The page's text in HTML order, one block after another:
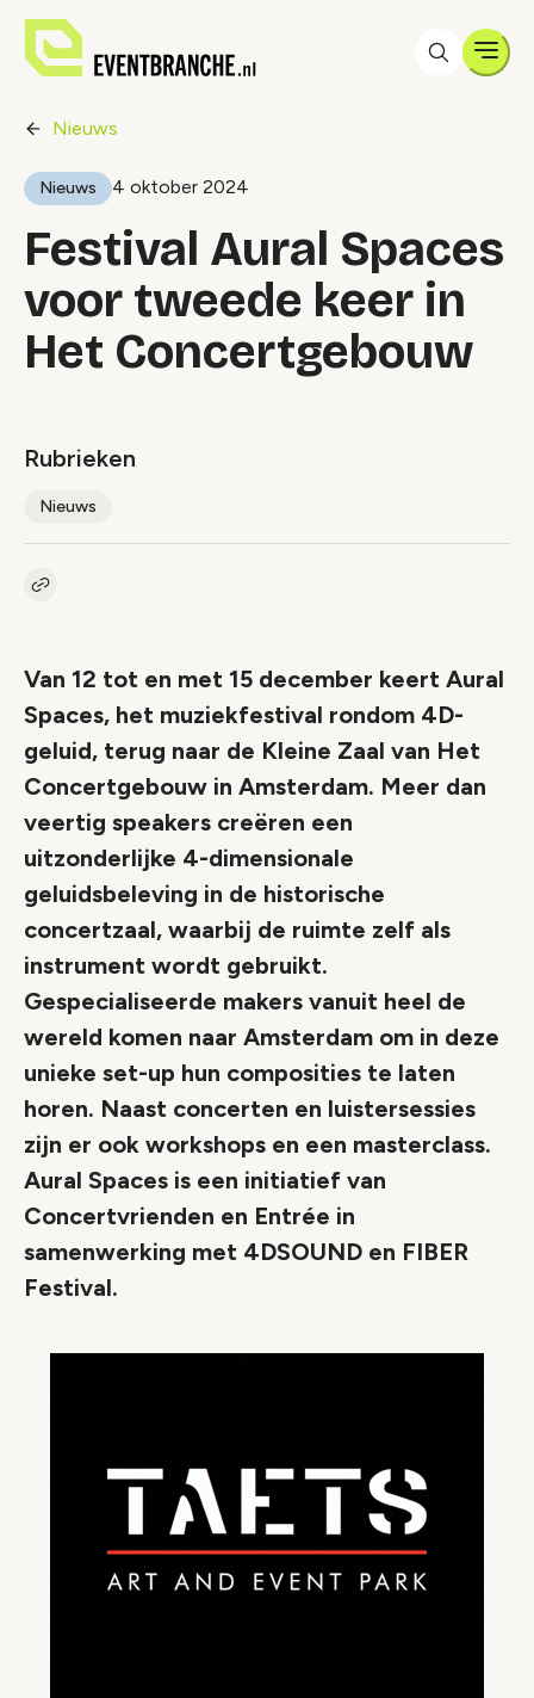
Nieuws
Nieuws 4 oktober 2024
Festival Aural Spaces
voor tweede keer in
Het Concertgebouw
Rubrieken
Nieuws
Kopieer link naar artikel
Van 12 tot en met 15 december keert Aural
Spaces, het muziekfestival rondom 4D-
geluid, terug naar de Kleine Zaal van Het
Concertgebouw in Amsterdam. Meer dan
veertig speakers creëren een
uitzonderlijke 4-dimensionale
geluidsbeleving in de historische
concertzaal, waarbij de ruimte zelf als
instrument wordt gebruikt.
Gespecialiseerde makers vanuit heel de
wereld komen naar Amsterdam om in deze
unieke set-up hun composities te laten
horen. Naast concerten en luistersessies
zijn er ook workshops en een masterclass.
Aural Spaces is een initiatief van
Concertvrienden en Entrée in
samenwerking met 4DSOUND en FIBER
Festival.